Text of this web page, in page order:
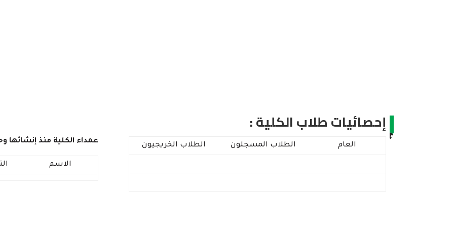
عمداء الكلية منذ إنشائها
الاسم
إحصائيات طلاب الكلية :
العام الطلاب المسجلون الطلاب الخريجيون